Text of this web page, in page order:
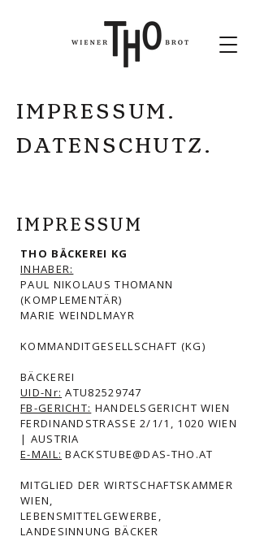
IMPRESSUM.
DATENSCHUTZ.
IMPRESSUM
THO BÄCKEREI KG
INHABER:
PAUL NIKOLAUS THOMANN
(KOMPLEMENTÄR)
MARIE WEINDLMAYR
KOMMANDITGESELLSCHAFT (KG)
BÄCKEREI
UID-Nr: ATU82529747
FB-GERICHT: HANDELSGERICHT WIEN
FERDINANDSTRASSE 2/1/1, 1020 WIEN
| AUSTRIA
E-MAIL: BACKSTUBE@DAS-THO.AT
MITGLIED DER WIRTSCHAFTSKAMMER
WIEN,
LEBENSMITTELGEWERBE,
LANDESINNUNG BÄCKER